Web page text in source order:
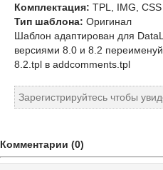
Комплектация: TPL, IMG, CSS
Тип шаблона: Оригинал
Шаблон адаптирован для
версиями 8.0 и 8.2
8.2.tpl в addcomments.tpl
Зарегистрируйтесь чтобы
Комментарии (0)